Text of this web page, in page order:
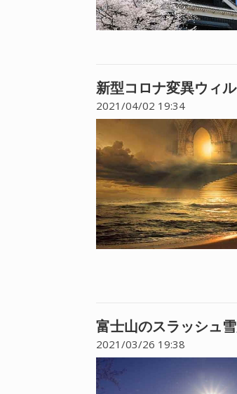
新型コロナ変異ウィ
2021/04/02 19:34
富士山のスラッシュ
2021/03/26 19:38